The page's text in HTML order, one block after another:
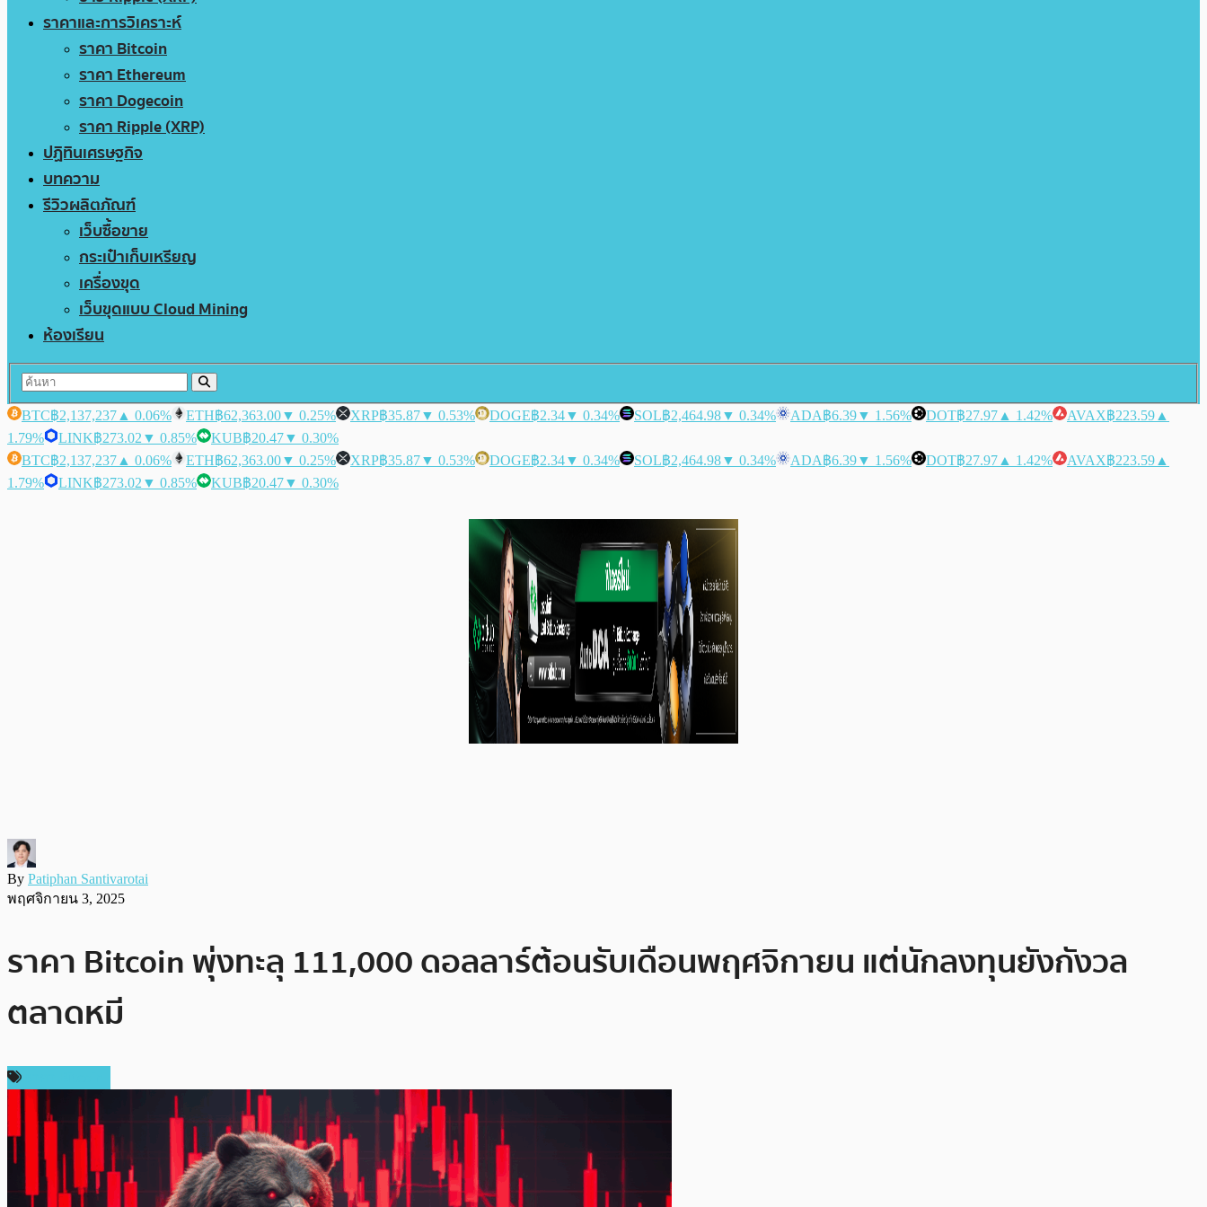
ราคาและการวิเคราะห์
ราคา Bitcoin
ราคา Ethereum
ราคา Dogecoin
ราคา Ripple (XRP)
ปฏิทินเศรษฐกิจ
บทความ
รีวิวผลิตภัณฑ์
เว็บซื้อขาย
กระเป๋าเก็บเหรียญ
เครื่องขุด
เว็บขุดแบบ Cloud Mining
ห้องเรียน
BTC฿2,137,237 ▲ 0.06% ETH฿62,363.00▼ 0.25% XRP฿35.87▼ 0.53% DOGE฿2.34▼ 0.34% SOL฿2,464.98▼ 0.34% ADA฿6.39▼ 1.56% DOT฿27.97 ▲ 1.42% AVAX฿223.59 ▲
1.79%
LINK฿273.02 ▼ 0.85% KUB฿20.47▼ 0.30%
BTC฿2,137,237 ▲ 0.06% ETH฿62,363.00▼ 0.25% XRP฿35.87▼ 0.53% DOGE฿2.34▼ 0.34% SOL฿2,464.98▼ 0.34% ADA฿6.39▼ 1.56% DOT฿27.97 ▲ 1.42% AVAX฿223.59 ▲
1.79%
LINK฿273.02 ▼ 0.85% KUB฿20.47▼ 0.30%
By Patiphan Santivarotai
พฤศจิกายน 3, 2025
ราคา Bitcoin พุ่งทะลุ 111,000 ดอลลาร์ต้อนรับเดือนพฤศจิกายน แต่นักลงทุนยังกังวล
ตลาดหมี